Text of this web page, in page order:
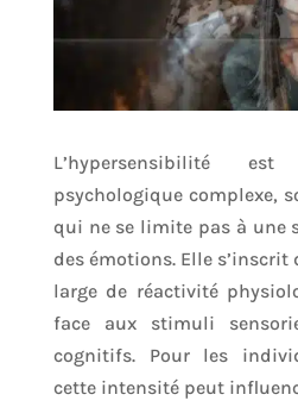
L’hypersensibilité
psychologique complexe,
qui ne se limite pas à une
des émotions. Elle
large de réactivité
face aux stimuli
cognitifs. Pour les
cette intensité peut